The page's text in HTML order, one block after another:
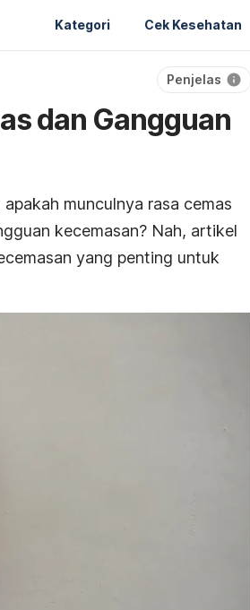
Kategori Cek Kesehatan
Penjelas
dan Gangguan
munculnya rasa cemas
kecemasan? Nah, artikel
yang penting untuk